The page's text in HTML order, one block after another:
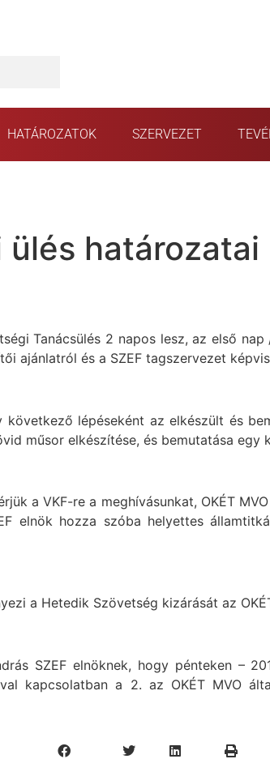
HATÁROZATOK SZERVEZET
határozatai
Tanácsülés 2 napos lesz, az első
ajánlatról és a SZEF tagszervezet
lépéseként az elkészült és
műsor elkészítése, és bemutatása egy
a VKF-re a meghívásunkat, OKÉT
elnök hozza szóba helyettes
a Hetedik Szövetség kizárását az
SZEF elnöknek, hogy pénteken –
kapcsolatban a 2. az OKÉT MVO